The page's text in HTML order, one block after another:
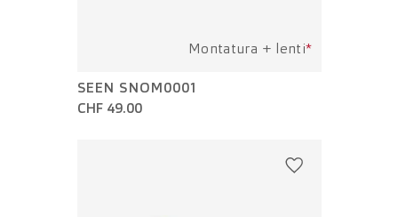
Montatura + lenti*
SEEN SNOM0001
CHF 49.00